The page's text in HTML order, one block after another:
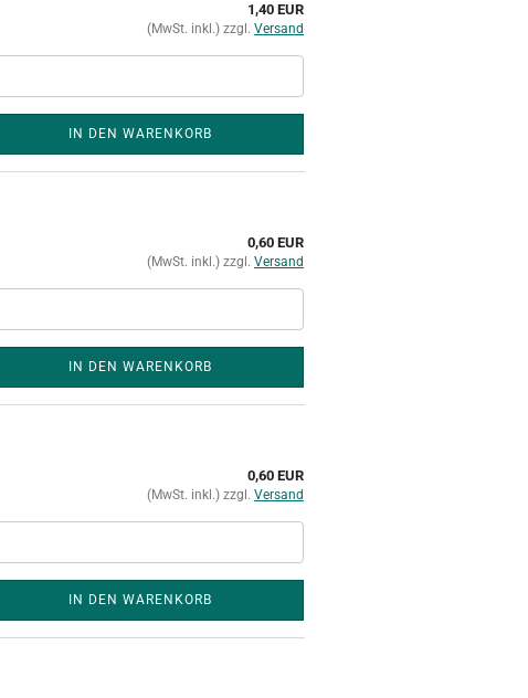
1,40 EUR
(MwSt. inkl.) zzgl. Versand
IN DEN WARENKORB
0,60 EUR
(MwSt. inkl.) zzgl. Versand
IN DEN WARENKORB
0,60 EUR
(MwSt. inkl.) zzgl. Versand
IN DEN WARENKORB